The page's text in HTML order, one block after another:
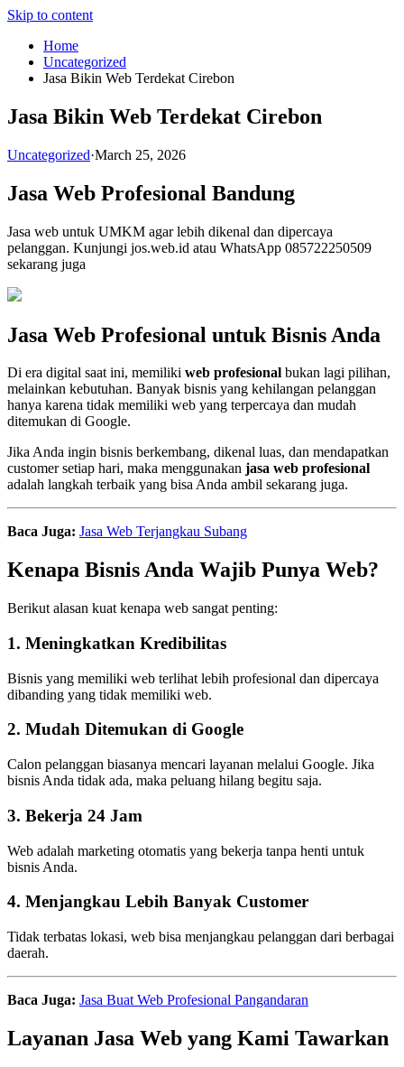
Skip to content
Home
Uncategorized
Jasa Bikin Web Terdekat Cirebon
Jasa Bikin Web Terdekat Cirebon
Uncategorized·March 25, 2026
Jasa Web Profesional Bandung
Jasa web untuk UMKM agar lebih dikenal dan dipercaya
pelanggan. Kunjungi jos.web.id atau WhatsApp 085722250509
sekarang juga
Jasa Web Profesional untuk Bisnis Anda
Di era digital saat ini, memiliki web profesional bukan lagi pilihan,
melainkan kebutuhan. Banyak bisnis yang kehilangan pelanggan
hanya karena tidak memiliki web yang terpercaya dan mudah
ditemukan di Google.
Jika Anda ingin bisnis berkembang, dikenal luas, dan mendapatkan
customer setiap hari, maka menggunakan jasa web profesional
adalah langkah terbaik yang bisa Anda ambil sekarang juga.
Baca Juga: Jasa Web Terjangkau Subang
Kenapa Bisnis Anda Wajib Punya Web?
Berikut alasan kuat kenapa web sangat penting:
1. Meningkatkan Kredibilitas
Bisnis yang memiliki web terlihat lebih profesional dan dipercaya
dibanding yang tidak memiliki web.
2. Mudah Ditemukan di Google
Calon pelanggan biasanya mencari layanan melalui Google. Jika
bisnis Anda tidak ada, maka peluang hilang begitu saja.
3. Bekerja 24 Jam
Web adalah marketing otomatis yang bekerja tanpa henti untuk
bisnis Anda.
4. Menjangkau Lebih Banyak Customer
Tidak terbatas lokasi, web bisa menjangkau pelanggan dari berbagai
daerah.
Baca Juga: Jasa Buat Web Profesional Pangandaran
Layanan Jasa Web yang Kami Tawarkan